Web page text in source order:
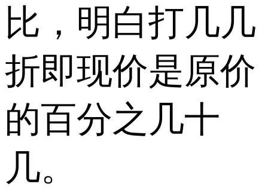
比，明白打几几
折即现价是原价
的百分之几十
几。